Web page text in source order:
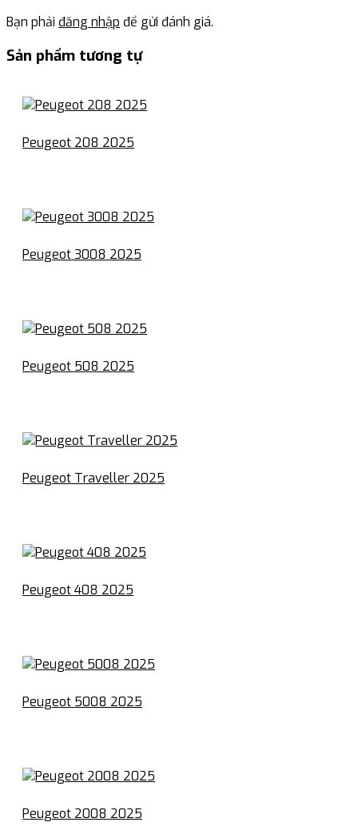
Bạn phải đăng nhập để gửi đánh giá.
Sản phẩm tương tự
Peugeot 208 2025
Peugeot 3008 2025
Peugeot 508 2025
Peugeot Traveller 2025
Peugeot 408 2025
Peugeot 5008 2025
Peugeot 2008 2025